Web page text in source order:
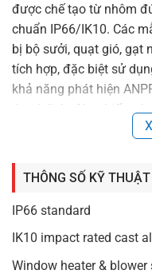
được chế tạo từ nhôm
chuẩn IP66/IK10. Các
bị bộ sưởi, quạt gió, gạt
tích hợp, đặc biệt sử
khả năng phát hiện
thanh lịch, đèn chiếu
vào vỏ camera để che
Vỏ camera ANPR có các
P6900-IW-V2 là mẫu
một cáp Ethernet.
THÔNG SỐ KỸ THUẬT
IP66 standard
IK10 impact rated cast
Window heater & blower